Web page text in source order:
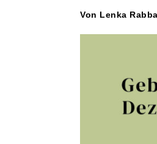
Von Lenka